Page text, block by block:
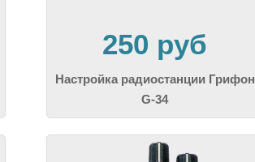
250 руб
Настройка радиостанции Грифон
G-34